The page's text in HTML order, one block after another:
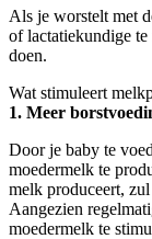
Als je worstelt met
of lactatiekundige te
doen.
Wat stimuleert
1. Meer
Door je baby te
moedermelk te
melk produceert,
Aangezien
moedermelk te